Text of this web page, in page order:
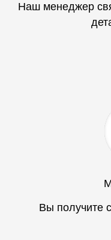
Наш менеджер
Вы получите